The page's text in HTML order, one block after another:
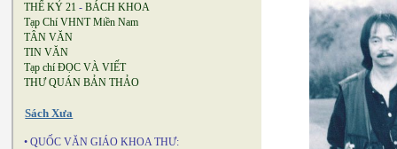
THẾ KỶ 21 - BÁCH KHOA
Tạp Chí VHNT Miền Nam
TÂN VĂN
TIN VĂN
Tạp chí ĐỌC VÀ VIẾT
THƯ QUÁN BẢN THẢO
Sách Xưa
• QUỐC VĂN GIÁO KHOA THƯ: